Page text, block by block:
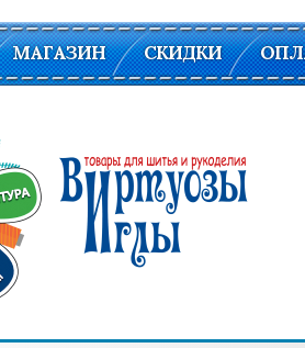
МАГАЗИН СКИДКИ